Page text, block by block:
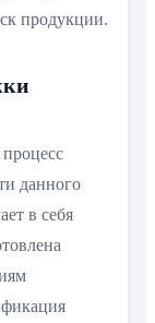
продукции.
данного
в себя